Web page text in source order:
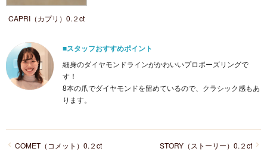
CAPRI（カプリ）0.２ct
■スタッフおすすめポイント
細身のダイヤモンドラインがかわいいプロポーズリングで
す！
8本の爪でダイヤモンドを留めているので、クラシック感もあ
ります。
STORY（ストーリー）0.２ct
COMET（コメット）0.２ct